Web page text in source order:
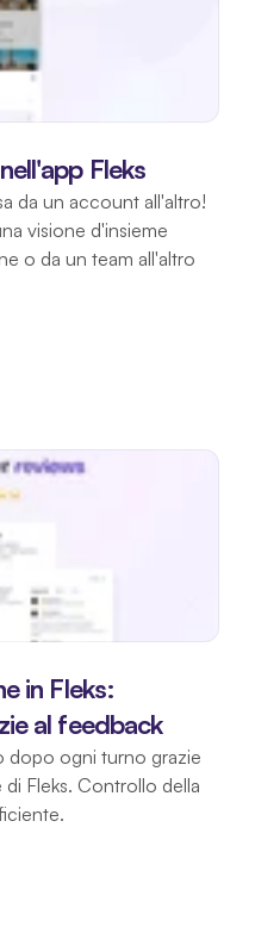
Fleks
da un account all'altro!
visione d'insieme
o da un team all'altro
in Fleks:
al feedback
dopo ogni turno grazie
Fleks. Controllo della